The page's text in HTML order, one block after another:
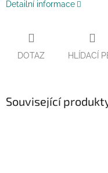
Detailní informace
DOTAZ HLÍDACÍ
Související